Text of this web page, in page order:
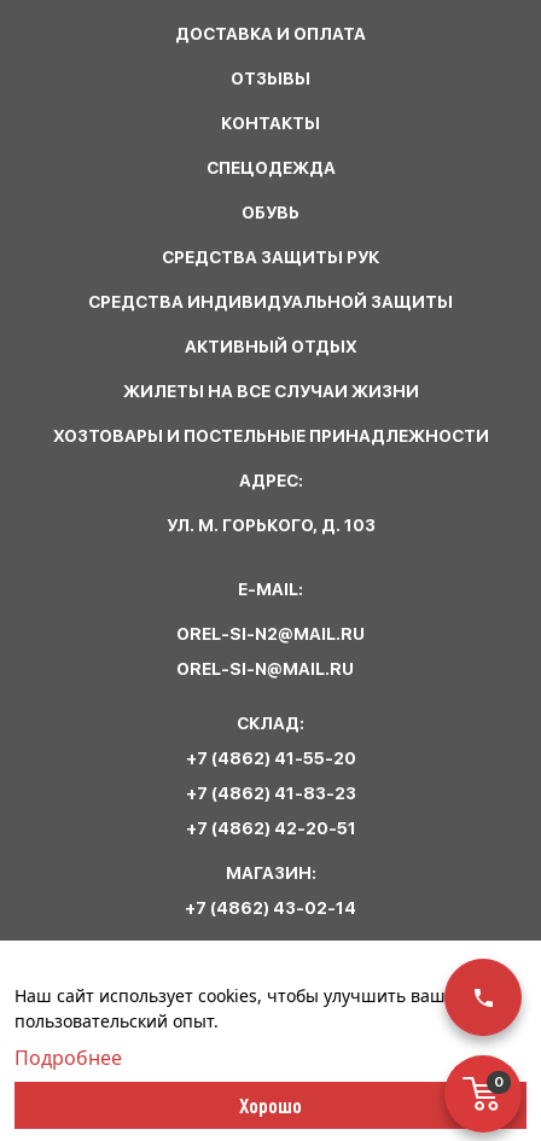
0
ДОСТАВКА И ОПЛАТА
ОТЗЫВЫ
КОНТАКТЫ
СПЕЦОДЕЖДА
ОБУВЬ
СРЕДСТВА ЗАЩИТЫ РУК
СРЕДСТВА ИНДИВИДУАЛЬНОЙ ЗАЩИТЫ
АКТИВНЫЙ ОТДЫХ
ЖИЛЕТЫ НА ВСЕ СЛУЧАИ ЖИЗНИ
ХОЗТОВАРЫ И ПОСТЕЛЬНЫЕ ПРИНАДЛЕЖНОСТИ
АДРЕС:
УЛ. М. ГОРЬКОГО, Д. 103
E-MAIL:
OREL-SI-N2@MAIL.RU
OREL-SI-N@MAIL.RU
СКЛАД:
+7 (4862) 41-55-20
+7 (4862) 41-83-23
+7 (4862) 42-20-51
МАГАЗИН:
+7 (4862) 43-02-14
Обратная связь
Спецодежда». 2023
Политика
конфиденциальности
Разработка сайта –
Инфо-Сити
Наш сайт использует cookies, чтобы улучшить ваш
пользовательский опыт.
Подробнее
Хорошо